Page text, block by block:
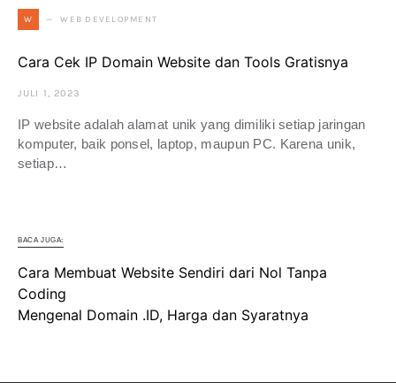
W WEB DEVELOPMENT
Cara Cek IP Domain Website dan Tools Gratisnya
JULI 1, 2023
IP website adalah alamat unik yang dimiliki setiap jaringan
komputer, baik ponsel, laptop, maupun PC. Karena unik,
setiap…
BACA JUGA:
Cara Membuat Website Sendiri dari Nol Tanpa
Coding
Mengenal Domain .ID, Harga dan Syaratnya